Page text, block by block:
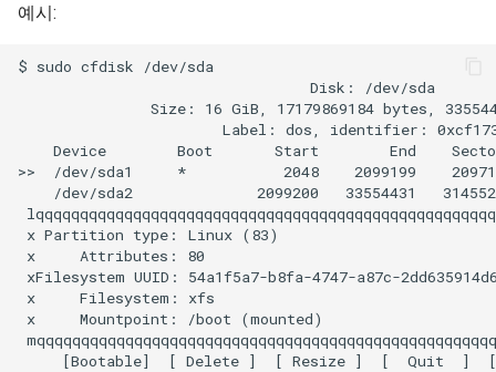
예시:
$ sudo cfdisk /dev/sda
                                 Disk: /dev/sda
Size: 16 GiB, 17179869184 bytes,
Label: dos, identifier:
Device        Boot       Start        End
>>  /dev/sda1     *           2048    2099199
/dev/sda2              2099200   33554431
x Partition type: Linux (83)
x     Attributes: 80
xFilesystem UUID: 54a1f5a7-b8fa-4747-a87c-
x     Filesystem: xfs
x     Mountpoint: /boot (mounted)
[Bootable]  [ Delete ]  [ Resize ]  [  Quit  ]